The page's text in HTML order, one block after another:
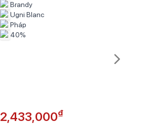
Brandy
Ugni Blanc
Pháp
40%
2,433,000₫